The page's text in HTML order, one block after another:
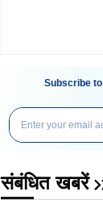
Subscribe
संबंधित खबरें